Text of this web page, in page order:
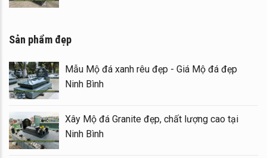
Sản phẩm đẹp
Mẫu Mộ đá xanh rêu đẹp - Giá Mộ đá đẹp
Ninh Bình
Xây Mộ đá Granite đẹp, chất lượng cao tại
Ninh Bình